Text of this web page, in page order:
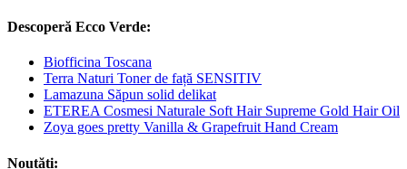
Descoperă Ecco Verde:
Biofficina Toscana
Terra Naturi Toner de față SENSITIV
Lamazuna Săpun solid delikat
ETEREA Cosmesi Naturale Soft Hair Supreme Gold Hair Oil
Zoya goes pretty Vanilla & Grapefruit Hand Cream
Noutăți: